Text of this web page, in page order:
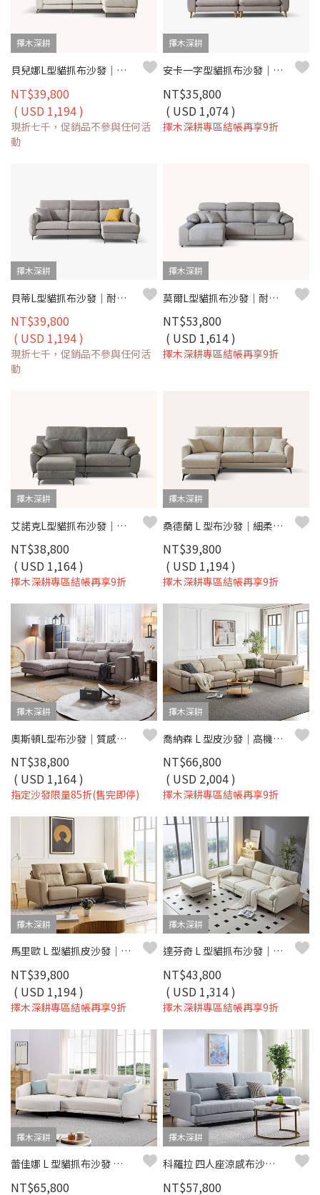
擇木深耕
貝兒娜L型貓抓布沙發｜耐磨防潑水 × 可拆洗布套 × 左右移動腳椅 – 擇木深耕
NT$39,800
( USD 1,194 )
現折七千，促銷品不參與任何活
動
擇木深耕
安卡一字型貓抓布沙發｜耐磨防潑水 × 可拆洗布套 × 木質高腳設計 – 擇木深耕
NT$35,800
( USD 1,074 )
擇木深耕專區結帳再享9折
擇木深耕
貝蒂L型貓抓布沙發｜耐磨防潑水 × 可拆洗布套 × 左右移動腳椅 – 擇木深耕
NT$39,800
( USD 1,194 )
現折七千，促銷品不參與任何活
動
擇木深耕
莫爾L型貓抓布沙發｜耐磨防潑水 × 滑軌式坐墊 × 左右型可選–擇木深耕
NT$53,800
( USD 1,614 )
擇木深耕專區結帳再享9折
擇木深耕
艾諾克L型貓抓布沙發｜荷御極緻貓抓布 × 收納腳椅 × 可拆洗布套 – 擇木深耕
NT$38,800
( USD 1,164 )
擇木深耕專區結帳再享9折
擇木深耕
桑德蘭 L 型布沙發｜細柔亞麻機能布 × 高回彈海棉坐墊 × 十年骨架保固 – 擇木深耕系列
NT$39,800
( USD 1,194 )
擇木深耕專區結帳再享9折
擇木深耕
奧斯頓L型布沙發｜質感棉麻布 × 高密度彈力坐墊 × 穩固木質骨架 × 左右型–擇木深耕
NT$38,800
( USD 1,164 )
指定沙發限量85折(售完即停)
擇木深耕
喬納森 L 型皮沙發｜高機能耐磨皮 × 高密度彈力坐墊 × 十年骨架保固 – 擇木深耕系列
NT$66,800
( USD 2,004 )
擇木深耕專區結帳再享9折
擇木深耕
馬里歐 L 型貓抓皮沙發｜比利時貓抓皮 × 移動式腳椅 × 防潑水耐刮 – 擇木深耕
NT$39,800
( USD 1,194 )
擇木深耕專區結帳再享9折
擇木深耕
達芬奇 L 型貓抓布沙發｜比利時貓抓布 × 高密度彈力棉坐墊 × 十年骨架保固 – 擇木深耕系列
NT$43,800
( USD 1,314 )
擇木深耕專區結帳再享9折
擇木深耕
蕾佳娜 L 型貓抓布沙發 ｜ 防潑水 × 耐磨 × 左右型可選 – 擇木深耕
NT$65,800
擇木深耕
科羅拉 四人座涼感布沙發｜冰感涼感布 × 高密度彈力坐墊 × 十年骨架保固 – 擇木深耕系列
NT$57,800